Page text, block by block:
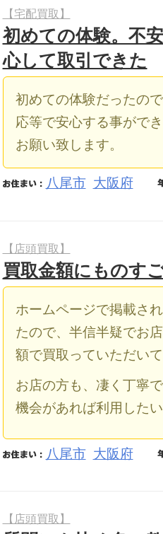
【宅配買取】
初めての体験。不
心して取引できた
初めての体験だったの
応等で安心する事がで
お願い致します。
八尾市 大阪府
【店頭買取】
買取金額にものす
ホームページで掲載さ
たので、半信半疑でお
額で買取っていただい
お店の方も、凄く丁寧
機会があれば利用した
八尾市 大阪府
【店頭買取】